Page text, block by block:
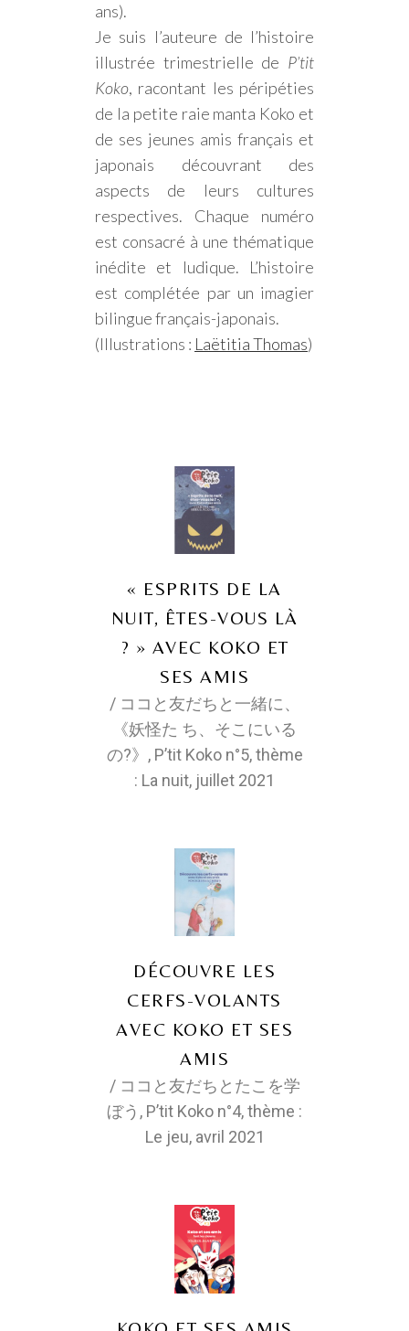
ans).
Je suis l’auteure de l’histoire
illustrée trimestrielle de P’tit
Koko, racontant les péripéties
de la petite raie manta Koko et
de ses jeunes amis français et
japonais découvrant des
aspects de leurs cultures
respectives. Chaque numéro
est consacré à une thématique
inédite et ludique. L’histoire
est complétée par un imagier
bilingue français-japonais.
(Illustrations : Laëtitia Thomas)
« ESPRITS DE LA
NUIT, ÊTES-VOUS LÀ
? » AVEC KOKO ET
SES AMIS
/ ココと友だちと一緒に、
《妖怪た ち、そこにいる
の?》, P’tit Koko n°5, thème
: La nuit, juillet 2021
DÉCOUVRE LES
CERFS-VOLANTS
AVEC KOKO ET SES
AMIS
/ ココと友だちとたこを学
ぼう, P’tit Koko n°4, thème :
Le jeu, avril 2021